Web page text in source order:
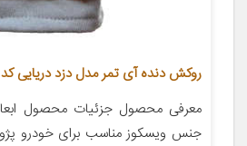
روکش دنده آی تمر مدل دزد دریایی کد 398